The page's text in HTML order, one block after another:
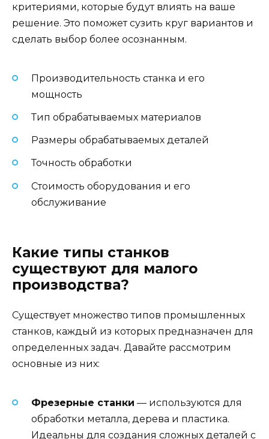
критериями, которые будут влиять на ваше
решение. Это поможет сузить круг вариантов и
сделать выбор более осознанным.
Производительность станка и его
мощность
Тип обрабатываемых материалов
Размеры обрабатываемых деталей
Точность обработки
Стоимость оборудования и его
обслуживание
Какие типы станков
существуют для малого
производства?
Существует множество типов промышленных
станков, каждый из которых предназначен для
определенных задач. Давайте рассмотрим
основные из них:
Фрезерные станки — используются для
обработки металла, дерева и пластика.
Идеальны для создания сложных деталей с